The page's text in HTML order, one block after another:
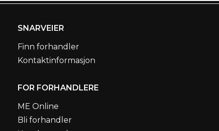
SNARVEIER
Finn forhandler
Kontaktinformasjon
FOR FORHANDLERE
ME Online
Bli forhandler